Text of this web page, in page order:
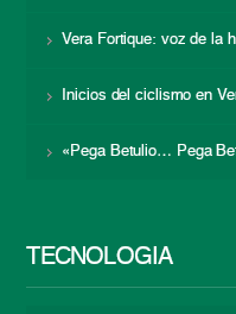
Vera Fortique: voz de la
Inicios del ciclismo en
«Pega Betulio… Pega
TECNOLOGÍA